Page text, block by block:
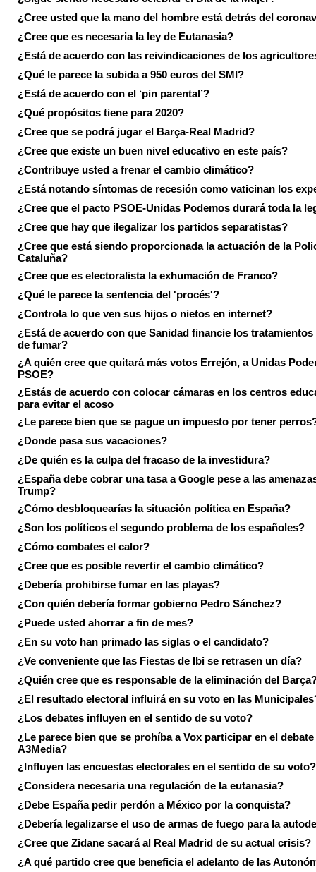
¿Cree usted que la mano del hombre está detrás del
¿Cree que es necesaria la ley de Eutanasia?
¿Está de acuerdo con las reivindicaciones de los
¿Qué le parece la subida a 950 euros del SMI?
¿Está de acuerdo con el ‘pin parental’?
¿Qué propósitos tiene para 2020?
¿Cree que se podrá jugar el Barça-Real Madrid?
¿Cree que existe un buen nivel educativo en este país?
¿Contribuye usted a frenar el cambio climático?
¿Está notando síntomas de recesión como vaticinan los
¿Cree que el pacto PSOE-Unidas Podemos durará toda la
¿Cree que hay que ilegalizar los partidos separatistas?
¿Cree que está siendo proporcionada la actuación de la
Cataluña?
¿Cree que es electoralista la exhumación de Franco?
¿Qué le parece la sentencia del 'procés'?
¿Controla lo que ven sus hijos o nietos en internet?
¿Está de acuerdo con que Sanidad financie los tratamientos
de fumar?
¿A quién cree que quitará más votos Errejón, a Unidas
PSOE?
¿Estás de acuerdo con colocar cámaras en los centros
para evitar el acoso
¿Le parece bien que se pague un impuesto por tener
¿Donde pasa sus vacaciones?
¿De quién es la culpa del fracaso de la investidura?
¿España debe cobrar una tasa a Google pese a las
Trump?
¿Cómo desbloquearías la situación política en España?
¿Son los políticos el segundo problema de los españoles?
¿Cómo combates el calor?
¿Cree que es posible revertir el cambio climático?
¿Debería prohibirse fumar en las playas?
¿Con quién debería formar gobierno Pedro Sánchez?
¿Puede usted ahorrar a fin de mes?
¿En su voto han primado las siglas o el candidato?
¿Ve conveniente que las Fiestas de Ibi se retrasen un día?
¿Quién cree que es responsable de la eliminación del
¿El resultado electoral influirá en su voto en las
¿Los debates influyen en el sentido de su voto?
¿Le parece bien que se prohíba a Vox participar en el debate
A3Media?
¿Influyen las encuestas electorales en el sentido de su voto?
¿Considera necesaria una regulación de la eutanasia?
¿Debe España pedir perdón a México por la conquista?
¿Debería legalizarse el uso de armas de fuego para la
¿Cree que Zidane sacará al Real Madrid de su actual crisis?
¿A qué partido cree que beneficia el adelanto de las